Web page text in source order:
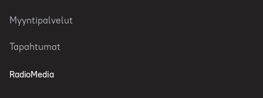
Myyntipalvelut
Tapahtumat
RadioMedia